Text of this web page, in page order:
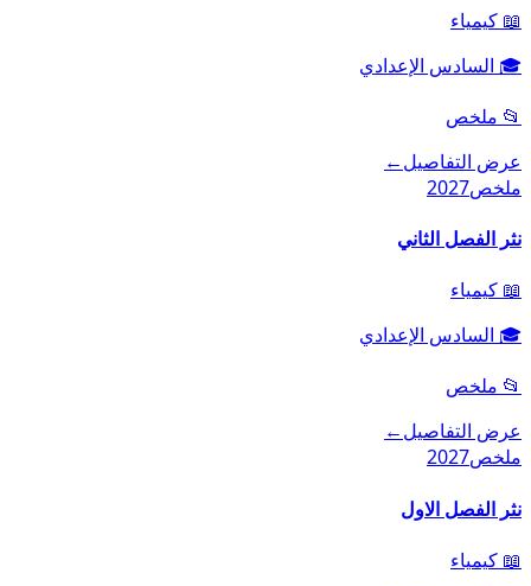
📖 كيمياء
🎓 السادس الإعدادي
📂 ملخص
عرض التفاصيل←
ملخص2027
نثر الفصل الثاني
📖 كيمياء
🎓 السادس الإعدادي
📂 ملخص
عرض التفاصيل←
ملخص2027
نثر الفصل الاول
📖 كيمياء